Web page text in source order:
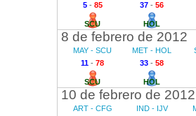
5- 85
SCU
37 - 56
HOL
8 de febrero de 2012
MAY - SCU
11 - 78
SCU
MET - HOL
33 - 58
HOL
10 de febrero de 2012
ART - CFG
IND - IJV